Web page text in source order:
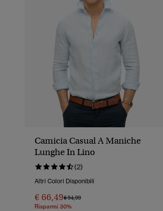
Camicia Casual A Maniche
Lunghe In Lino
(2)
Altri Colori Disponibili
€ 66,49Prezzo Ridotto Da
€ 94,99A
Risparmi 30%